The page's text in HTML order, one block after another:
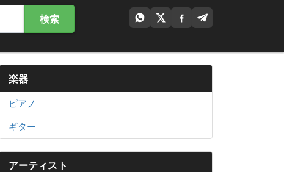
検索
楽器
ピアノ
ギター
アーティスト